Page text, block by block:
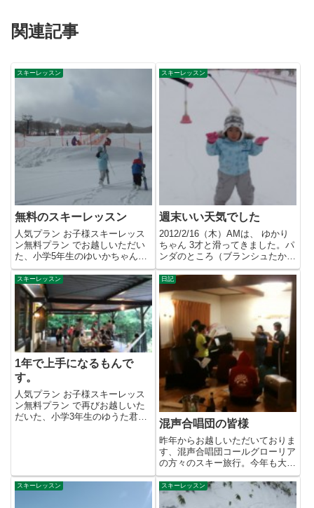
関連記事
スキーレッスン
無料のスキーレッスン
人気プラン お子様スキーレッス
ン無料プラン でお越しいただい
た、小学5年生のゆいかちゃんと
1年生のそうだい君。1/5,6...
スキーレッスン
週末いい天気でした
2012/2/16（木）AMは、 ゆかり
ちゃん 3才と滑ってきました。パ
ンダのところ（ブランシュたかや
まのパンダルマン広...
スキーレッスン
1年で上手になるもんで
す。
人気プラン お子様スキーレッス
ン無料プラン で再びお越しいた
だいた、小学3年生のゆうた君。
日記
混声合唱団の皆様
昨年からお越しいただいておりま
す、混声合唱団コールグローリア
の方々のスキー旅行。今年も大勢
で来ていただきました。ありが...
スキーレッスン スキーレッスン